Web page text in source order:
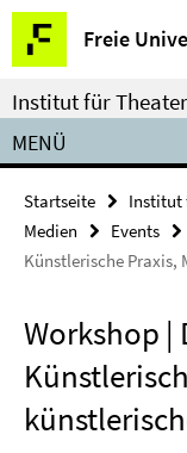
Springe
direkt
zu
Inhalt
Freie
Service-
Navigation
Institut für
MENÜ
Startseite Institut
Medien
Events
Künstlerische Praxis,
Workshop |